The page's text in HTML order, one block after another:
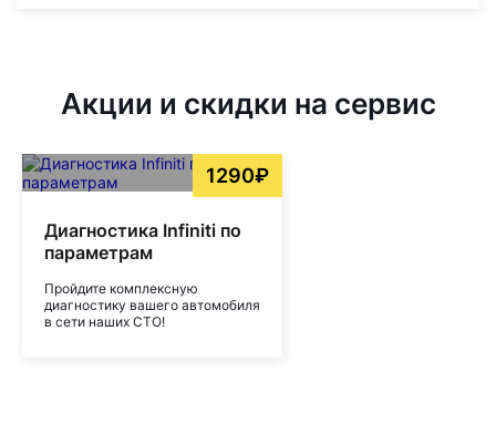
Акции и скидки на сервис
1290₽
Диагностика Infiniti по
параметрам
Пройдите комплексную
диагностику вашего автомобиля
в сети наших СТО!